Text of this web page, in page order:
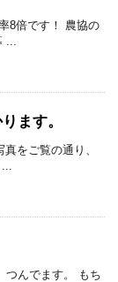
8倍です！ 農協の
ます。
をご覧の通り、
つんでます。 もち